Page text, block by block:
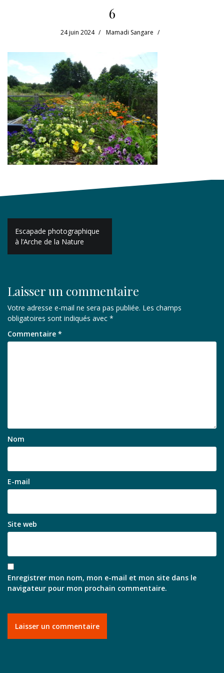
6
24 juin 2024 Mamadi Sangare
Navigation
de
l’article
Escapade photographique
à l’Arche de la Nature
Laisser un commentaire
Votre adresse e-mail ne sera pas publiée. Les champs
obligatoires sont indiqués avec *
Commentaire *
Nom
E-mail
Site web
Enregistrer mon nom, mon e-mail et mon site dans le
navigateur pour mon prochain commentaire.